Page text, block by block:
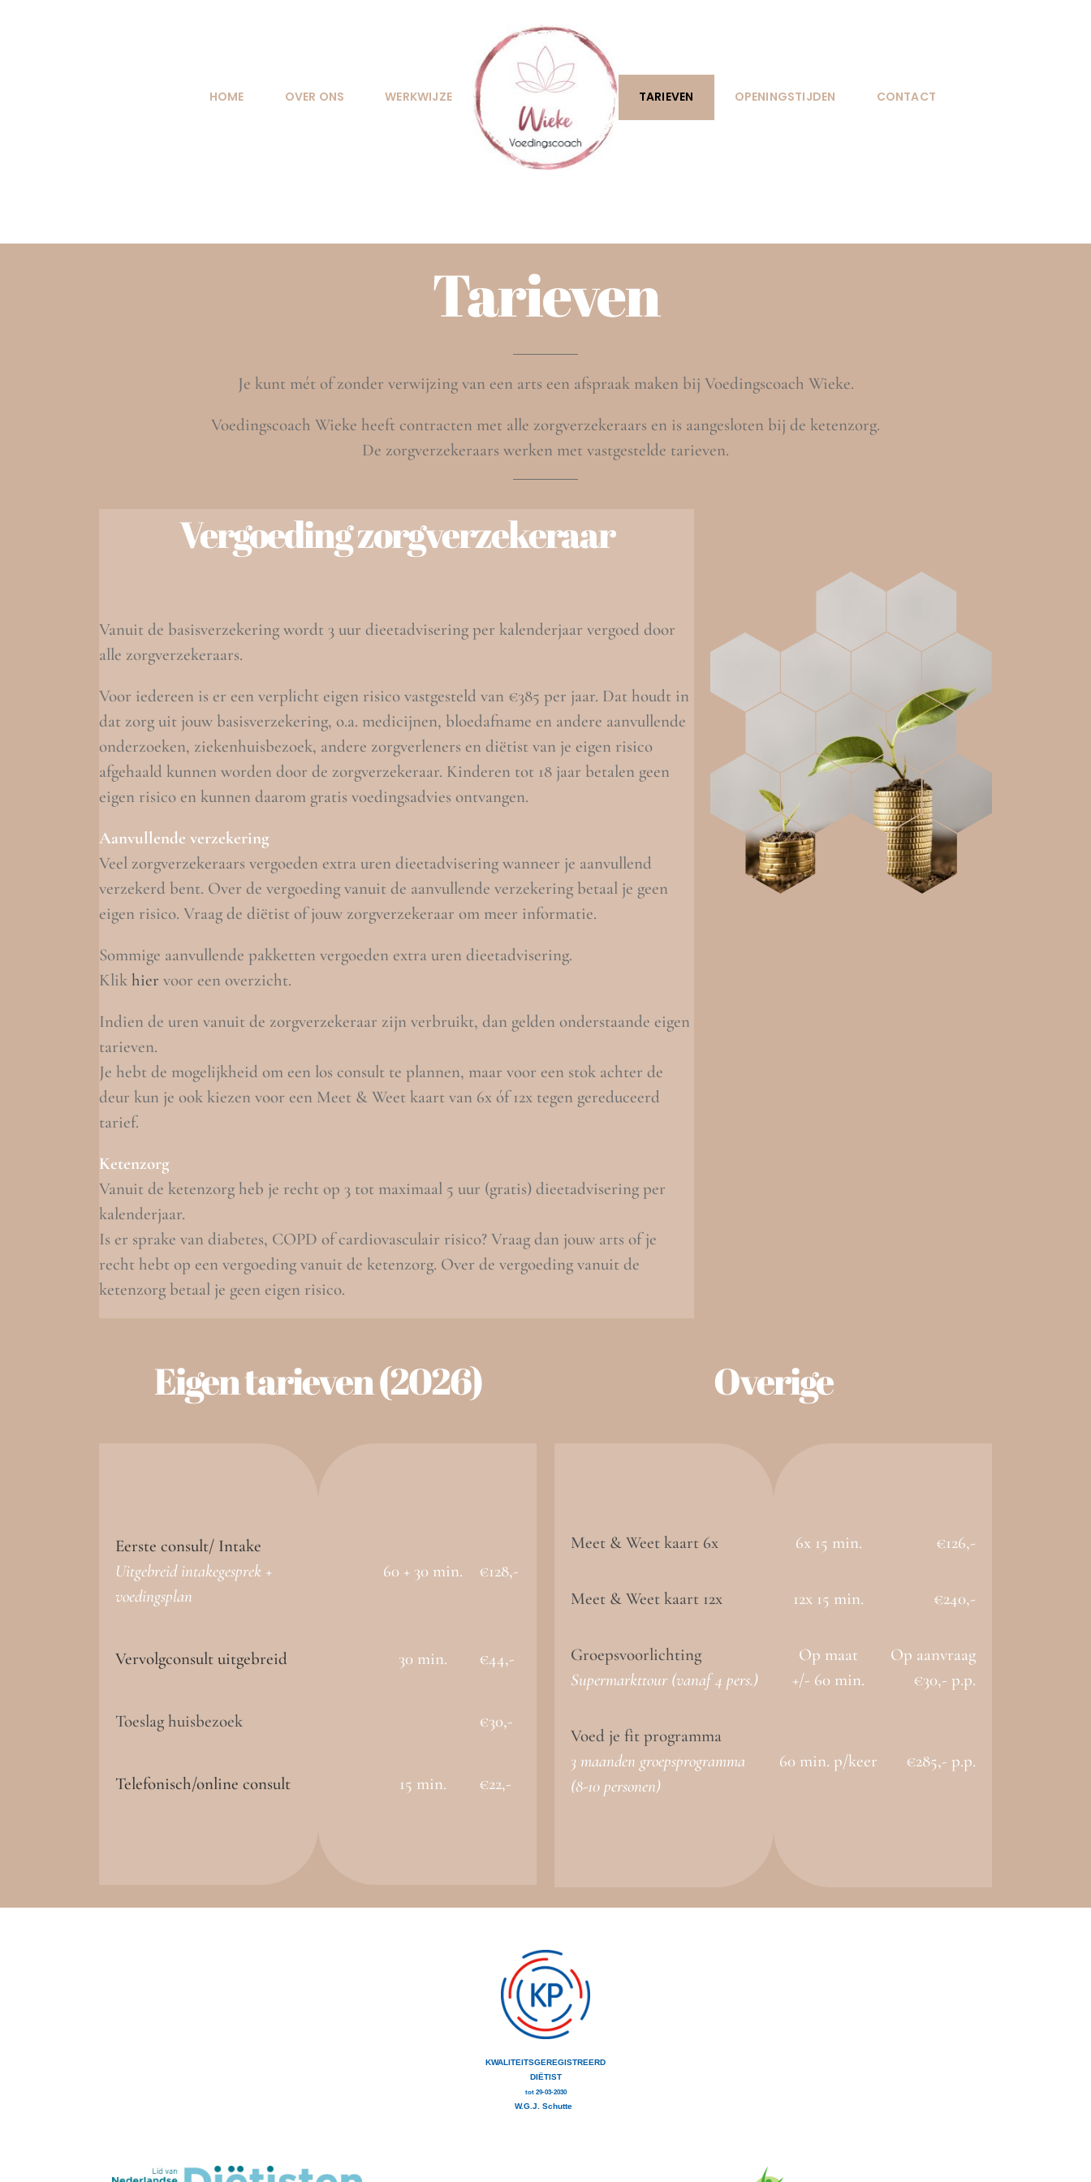
HOME OVER ONS WERKWIJZE TARIEVEN OPENINGSTIJDEN CONTACT
Tarieven
Je kunt mét of zonder verwijzing van een arts een afspraak maken bij Voedingscoach Wieke.
Voedingscoach Wieke heeft contracten met alle zorgverzekeraars en is aangesloten bij de ketenzorg.
De zorgverzekeraars werken met vastgestelde tarieven.
Vergoedingzorgverzekeraar
Vanuit de basisverzekering wordt 3 uur dieetadvisering per kalenderjaar vergoed door
alle zorgverzekeraars.
Voor iedereen is er een verplicht eigen risico vastgesteld van €385 per jaar. Dat houdt in
dat zorg uit jouw basisverzekering, o.a. medicijnen, bloedafname en andere aanvullende
onderzoeken, ziekenhuisbezoek, andere zorgverleners en diëtist van je eigen risico
afgehaald kunnen worden door de zorgverzekeraar. Kinderen tot 18 jaar betalen geen
eigen risico en kunnen daarom gratis voedingsadvies ontvangen.
Aanvullende verzekering
Veel zorgverzekeraars vergoeden extra uren dieetadvisering wanneer je aanvullend
verzekerd bent. Over de vergoeding vanuit de aanvullende verzekering betaal je geen
eigen risico. Vraag de diëtist of jouw zorgverzekeraar om meer informatie.
Sommige aanvullende pakketten vergoeden extra uren dieetadvisering.
Klik hier voor een overzicht.
Indien de uren vanuit de zorgverzekeraar zijn verbruikt, dan gelden onderstaande eigen
tarieven.
Je hebt de mogelijkheid om een los consult te plannen, maar voor een stok achter de
deur kun je ook kiezen voor een Meet & Weet kaart van 6x óf 12x tegen gereduceerd
tarief.
Ketenzorg
Vanuit de ketenzorg heb je recht op 3 tot maximaal 5 uur (gratis) dieetadvisering per
kalenderjaar.
Is er sprake van diabetes, COPD of cardiovasculair risico? Vraag dan jouw arts of je
recht hebt op een vergoeding vanuit de ketenzorg. Over de vergoeding vanuit de
ketenzorg betaal je geen eigen risico.
Eigen tarieven (2026)
Eerste consult/ Intake
Uitgebreid intakegesprek +
voedingsplan
60 + 30 min. €128,-
Vervolgconsult uitgebreid 30 min. €44,-
Toeslag huisbezoek €30,-
Telefonisch/online consult 15 min. €22,-
Overige
Meet & Weet kaart 6x 6x 15 min. €126,-
Meet & Weet kaart 12x 12x 15 min. €240,-
Groepsvoorlichting
Supermarkttour (vanaf 4 pers.)
Op maat
+/- 60 min.
Op aanvraag
€30,- p.p.
Voed je fit programma
3 maanden groepsprogramma
(8-10 personen)
60 min. p/keer €285,- p.p.